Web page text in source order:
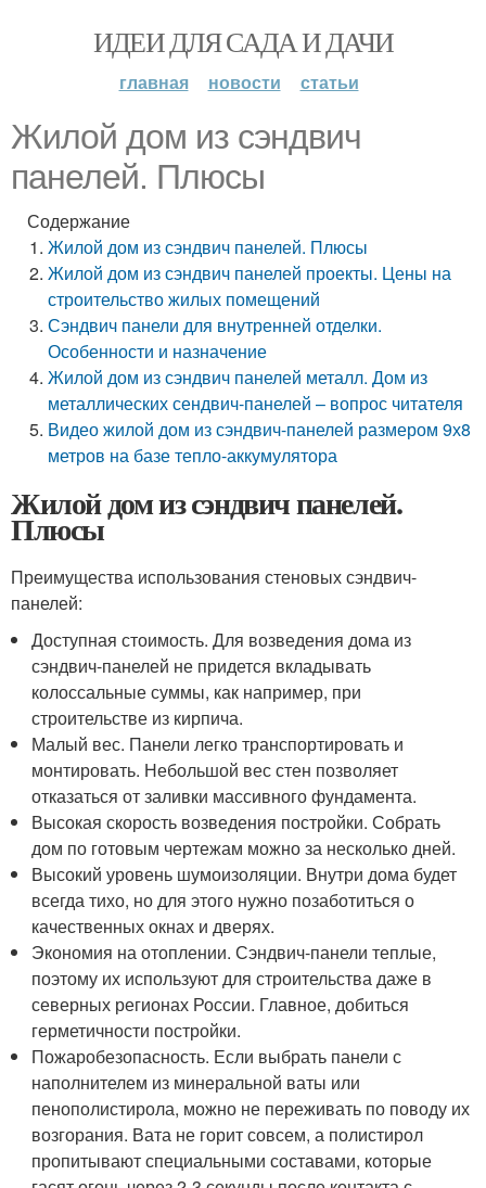
ИДЕИ ДЛЯ САДА И ДАЧИ
главная новости статьи
Жилой дом из сэндвич
панелей. Плюсы
Содержание
Жилой дом из сэндвич панелей. Плюсы
Жилой дом из сэндвич панелей проекты. Цены на
строительство жилых помещений
Сэндвич панели для внутренней отделки.
Особенности и назначение
Жилой дом из сэндвич панелей металл. Дом из
металлических сендвич-панелей – вопрос читателя
Видео жилой дом из сэндвич-панелей размером 9х8
метров на базе тепло-аккумулятора
Жилой дом из сэндвич панелей.
Плюсы
Преимущества использования стеновых сэндвич-
панелей:
Доступная стоимость. Для возведения дома из
сэндвич-панелей не придется вкладывать
колоссальные суммы, как например, при
строительстве из кирпича.
Малый вес. Панели легко транспортировать и
монтировать. Небольшой вес стен позволяет
отказаться от заливки массивного фундамента.
Высокая скорость возведения постройки. Собрать
дом по готовым чертежам можно за несколько дней.
Высокий уровень шумоизоляции. Внутри дома будет
всегда тихо, но для этого нужно позаботиться о
качественных окнах и дверях.
Экономия на отоплении. Сэндвич-панели теплые,
поэтому их используют для строительства даже в
северных регионах России. Главное, добиться
герметичности постройки.
Пожаробезопасность. Если выбрать панели с
наполнителем из минеральной ваты или
пенополистирола, можно не переживать по поводу их
возгорания. Вата не горит совсем, а полистирол
пропитывают специальными составами, которые